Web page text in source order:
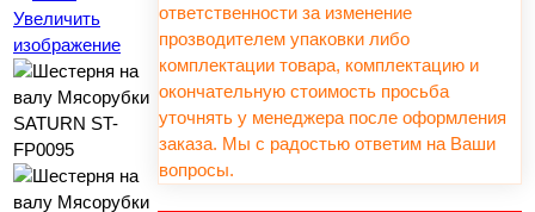
Увеличить
изображение
ответственности за изменение
прозводителем упаковки либо
комплектации товара, комплектацию и
окончательную стоимость просьба
уточнять у менеджера после оформления
заказа. Мы с радостью ответим на Ваши
вопросы.